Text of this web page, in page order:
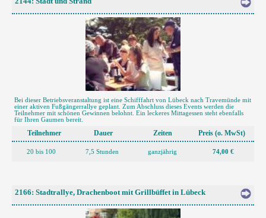
Bei dieser Betriebsveranstaltung ist eine Schifffahrt von Lübeck nach Travemünde mit
einer aktiven Fußgängerrallye geplant. Zum Abschluss dieses Events werden die
Teilnehmer mit schönen Gewinnen belohnt. Ein leckeres Mittagessen steht ebenfalls
für Ihren Gaumen bereit.
Teilnehmer Dauer Zeiten Preis (o. MwSt)
20 bis 100 7,5 Stunden ganzjährig 74,00 €
2166: Stadtrallye, Drachenboot mit Grillbüffet in Lübeck